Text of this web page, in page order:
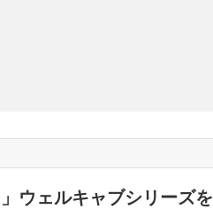
ウェルキャブシリーズを